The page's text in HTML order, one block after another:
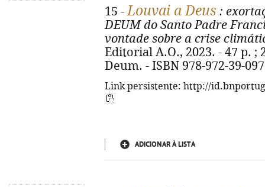
15 -Louvai a Deus :
DEUM do Santo Padre
vontade sobre a crise
Editorial A.O., 2023. - 47 p.
Deum. - ISBN 978-972-39-
Link persistente: http://
ADICIONAR À LISTA